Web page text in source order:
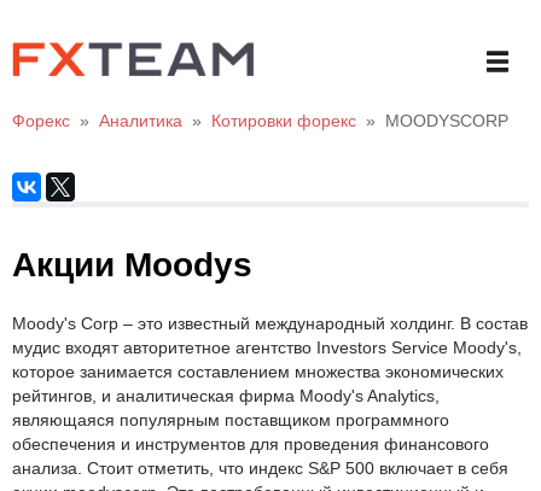
Форекс » Аналитика » Котировки форекс » MOODYSCORP
Акции Moodys
Moody's Corp – это известный международный холдинг. В состав
мудис входят авторитетное агентство Investors Service Moody's,
которое занимается составлением множества экономических
рейтингов, и аналитическая фирма Moody's Analytics,
являющаяся популярным поставщиком программного
обеспечения и инструментов для проведения финансового
анализа. Стоит отметить, что индекс S&P 500 включает в себя